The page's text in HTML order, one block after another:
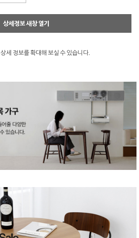
상세정보 새창 열기
상세 정보를 확대해 보실 수 있습니다.